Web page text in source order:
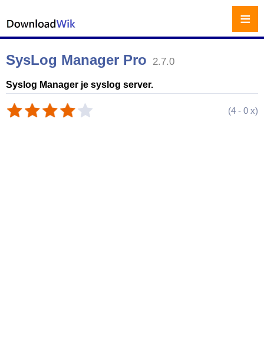
SysLog Manager Pro 2.7.0
Syslog Manager je syslog server.
(4 - 0 x)
≡